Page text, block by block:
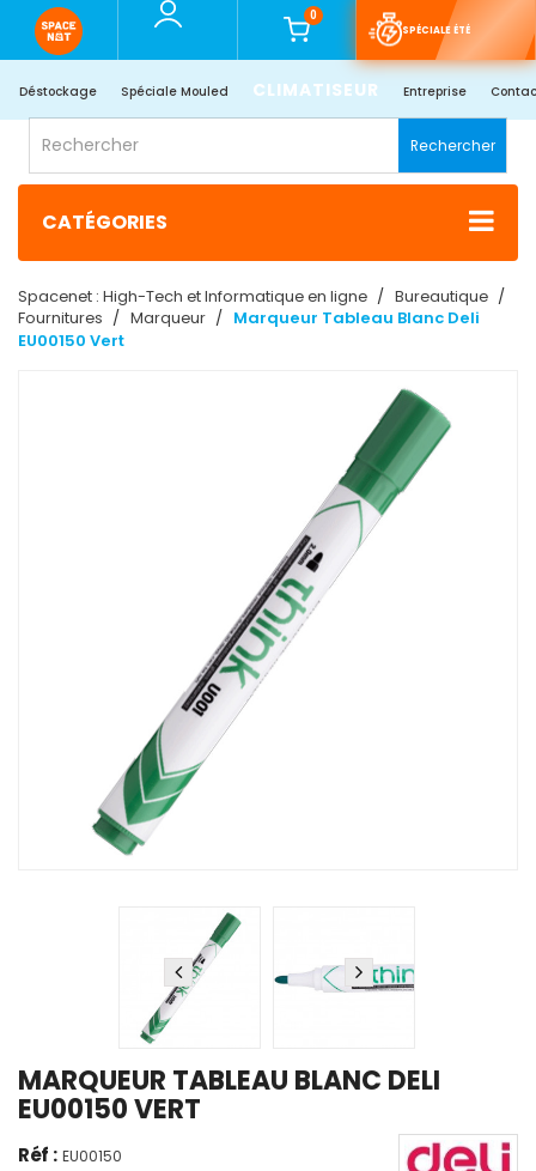
0
SPÉCIALE ÉTÉ
Déstockage Spéciale Mouled CLIMATISEUR Entreprise
Rechercher
CATÉGORIES
Spacenet : High-Tech et Informatique en ligne
Bureautique
Fournitures
Marqueur
Marqueur Tableau Blanc Deli
EU00150 Vert
MARQUEUR TABLEAU BLANC DELI
EU00150 VERT
Réf : EU00150